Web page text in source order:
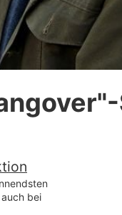
Richtlinien
Impressum
bei